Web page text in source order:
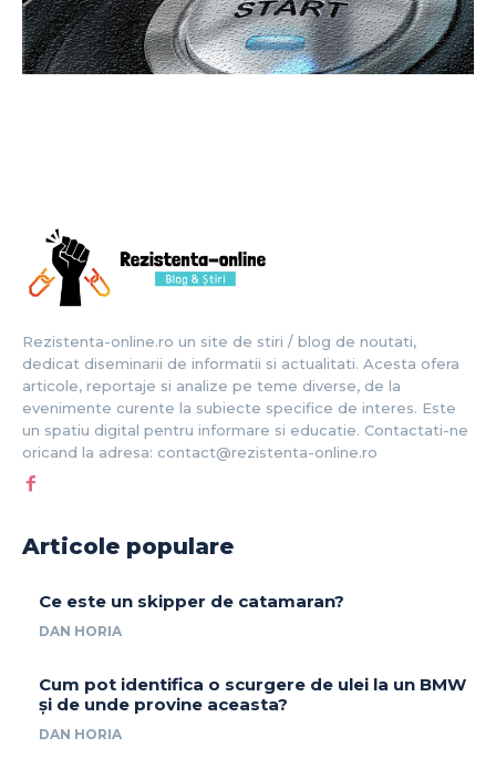
Rezistenta-online.ro un site de stiri / blog de noutati,
dedicat diseminarii de informatii si actualitati. Acesta ofera
articole, reportaje si analize pe teme diverse, de la
evenimente curente la subiecte specifice de interes. Este
un spatiu digital pentru informare si educatie. Contactati-ne
oricand la adresa: contact@rezistenta-online.ro
Articole populare
Ce este un skipper de catamaran?
DAN HORIA
Cum pot identifica o scurgere de ulei la un BMW
și de unde provine aceasta?
DAN HORIA